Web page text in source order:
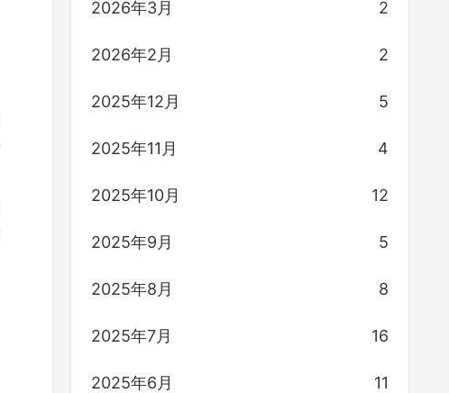
2026年3月 2
2026年2月 2
2025年12月 5
2025年11月 4
2025年10月 12
2025年9月 5
2025年8月 8
2025年7月 16
2025年6月 11